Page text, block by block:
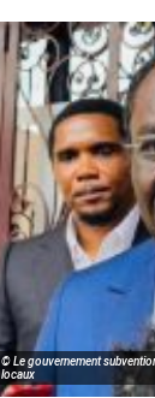
© Le gouvernement
locaux